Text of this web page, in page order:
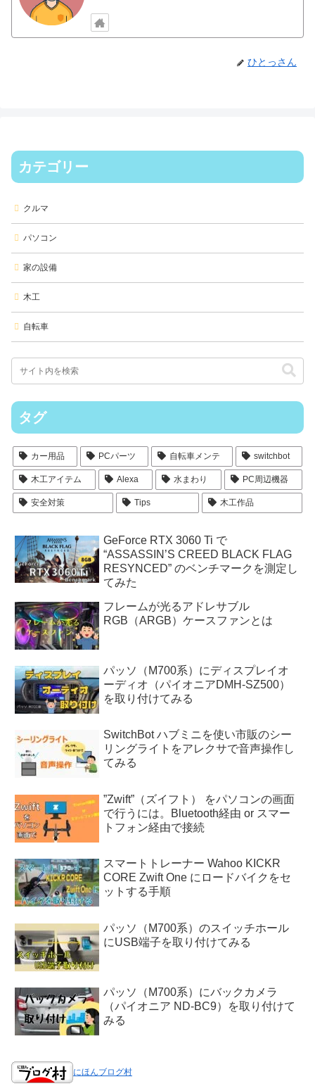
ひとっさん
カテゴリー
クルマ
パソコン
家の設備
木工
自転車
タグ
カー用品 PCパーツ 自転車メンテ switchbot
木工アイテム Alexa 水まわり PC周辺機器
安全対策 Tips 木工作品
GeForce RTX 3060 Ti で
“ASSASSIN’S CREED BLACK FLAG
RESYNCED” のベンチマークを測定し
てみた
フレームが光るアドレサブル
RGB（ARGB）ケースファンとは
パッソ（M700系）にディスプレイオ
ーディオ（パイオニアDMH-SZ500）
を取り付けてみる
SwitchBot ハブミニを使い市販のシー
リングライトをアレクサで音声操作し
てみる
”Zwift”（ズイフト） をパソコンの画面
で行うには。Bluetooth経由 or スマー
トフォン経由で接続
スマートトレーナー Wahoo KICKR
CORE Zwift One にロードバイクをセ
ットする手順
パッソ（M700系）のスイッチホール
にUSB端子を取り付けてみる
パッソ（M700系）にバックカメラ
（パイオニア ND-BC9）を取り付けて
みる
にほんブログ村